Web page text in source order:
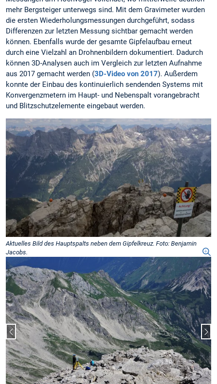
mehr Bergsteiger unterwegs sind. Mit dem Gravimeter wurden
die ersten Wiederholungsmessungen durchgeführt, sodass
Differenzen zur letzten Messung sichtbar gemacht werden
können. Ebenfalls wurde der gesamte Gipfelaufbau erneut
durch eine Vielzahl an Drohnenbildern dokumentiert. Dadurch
können 3D-Analysen auch im Vergleich zur letzten Aufnahme
aus 2017 gemacht werden (3D-Video von 2017). Außerdem
konnte der Einbau des kontinuierlich sendenden Systems mit
Konvergenzmetern im Haupt- und Nebenspalt vorangebracht
und Blitzschutzelemente eingebaut werden.
Aktuelles Bild des Hauptspalts neben dem Gipfelkreuz. Foto: Benjamin
Jacobs.
Vorheriger Slide